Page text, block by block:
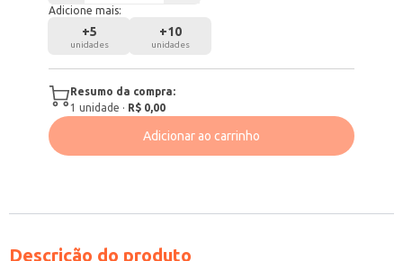
Adicione mais:
+5
unidades
+10
unidades
Resumo da compra:
1 unidade · R$ 0,00
Adicionar ao carrinho
Descrição do produto